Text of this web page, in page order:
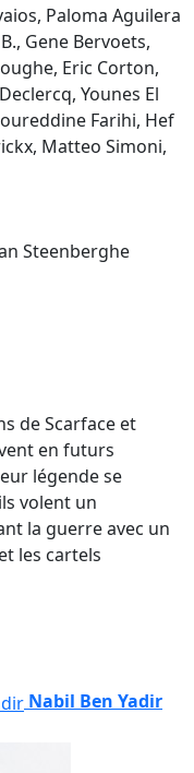
Paloma Aguilera
Gene Bervoets,
Eric Corton,
Younes El
Farihi, Hef
Matteo Simoni,
Steenberghe
de Scarface et
en futurs
légende se
volent un
la guerre avec un
les cartels
Nabil Ben Yadir